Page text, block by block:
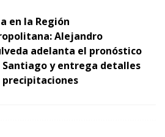
en la Región
Alejandro
adelanta el pronóstico
Santiago y entrega detalles
precipitaciones